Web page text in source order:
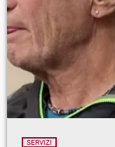
SERVIZI